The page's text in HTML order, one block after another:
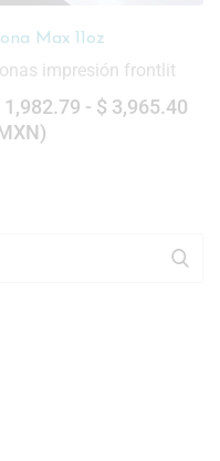
Estándar 12oz
impresión frontlit
748.67 - $ 2,177.70
)